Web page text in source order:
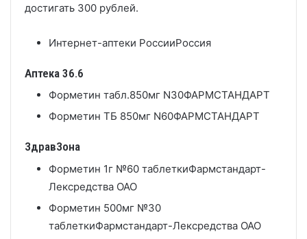
достигать 300 рублей.
Интернет-аптеки РоссииРоссия
Аптека 36.6
Форметин табл.850мг N30ФАРМСТАНДАРТ
Форметин ТБ 850мг N60ФАРМСТАНДАРТ
ЗдравЗона
Форметин 1г №60 таблеткиФармстандарт-
Лексредства ОАО
Форметин 500мг №30
таблеткиФармстандарт-Лексредства ОАО